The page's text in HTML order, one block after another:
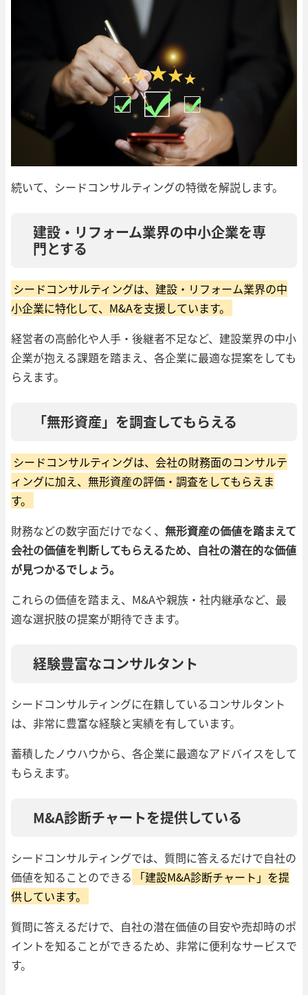
続いて、シードコンサルティングの特徴を解説します。
建設・リフォーム業界の中小企業を専
門とする
シードコンサルティングは、建設・リフォーム業界の中
小企業に特化して、M&Aを支援しています。
経営者の高齢化や人手・後継者不足など、建設業界の中小
企業が抱える課題を踏まえ、各企業に最適な提案をしても
らえます。
「無形資産」を調査してもらえる
シードコンサルティングは、会社の財務面のコンサルテ
ィングに加え、無形資産の評価・調査をしてもらえま
す。
財務などの数字面だけでなく、 無形資産の価値を踏まえて
会社の価値を判断してもらえるため、自社の潜在的な価値
が見つかるでしょう。
これらの価値を踏まえ、M&Aや親族・社内継承など、最
適な選択肢の提案が期待できます。
経験豊富なコンサルタント
シードコンサルティングに在籍しているコンサルタント
は、非常に豊富な経験と実績を有しています。
蓄積したノウハウから、各企業に最適なアドバイスをして
もらえます。
M&A診断チャートを提供している
シードコンサルティングでは、質問に答えるだけで自社の
価値を知ることのできる
「建設M&A診断チャート」を提
供しています。
質問に答えるだけで、自社の潜在価値の目安や売却時のポ
イントを知ることができるため、非常に便利なサービスで
す。